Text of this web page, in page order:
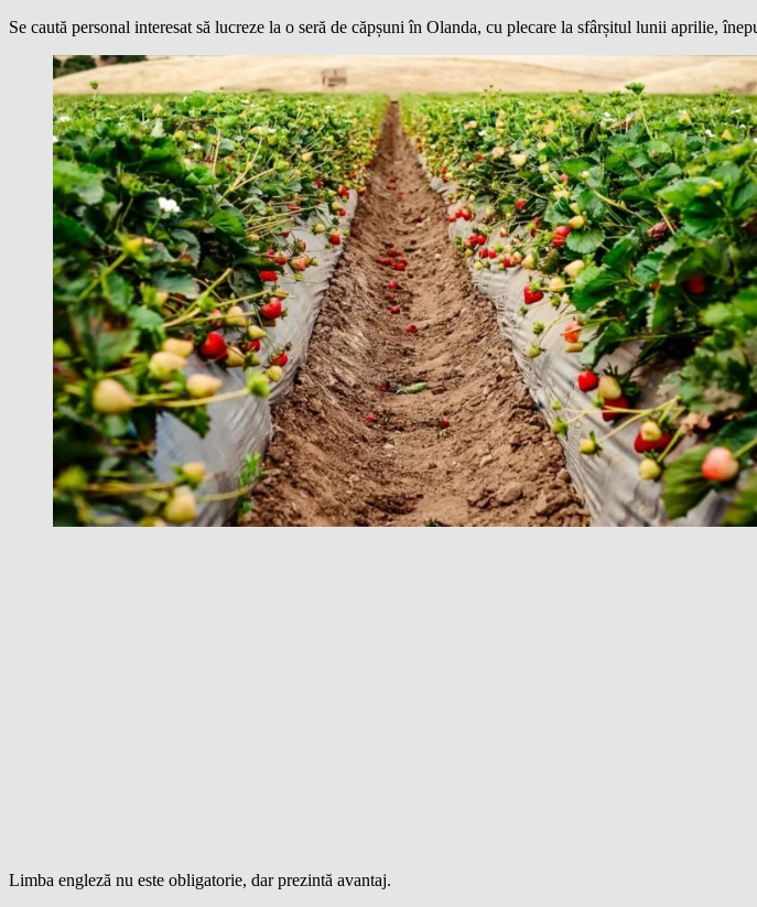
Se caută personal interesat să lucreze la o seră de căpșuni în Olanda, cu plecare la sfârșitul lunii aprilie,
Limba engleză nu este obligatorie, dar prezintă avantaj.